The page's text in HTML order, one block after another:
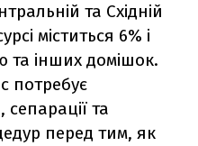
та Східній
міститься 6% і
та інших домішок.
потребує
та
перед тим, як